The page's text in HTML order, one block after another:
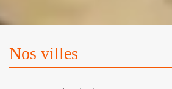
Nos villes